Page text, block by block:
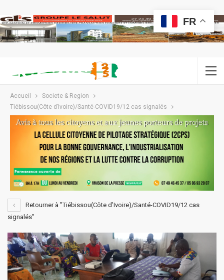
Accueil
Societe & Region
Tiébissou(Côte d’Ivoire)/Santé-COVID19/12 cas signalés
Retourner à "Tiébissou(Côte d’Ivoire)/Santé-COVID19/12 cas
signalés"
FR